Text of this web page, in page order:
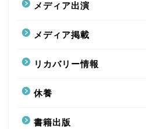
メディア出演
メディア掲載
リカバリー情報
休養
書籍出版